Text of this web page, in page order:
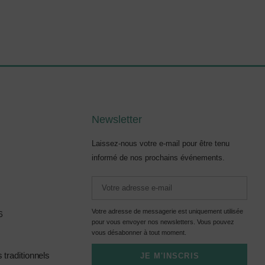
traditionnels
Newsletter
Laissez-nous votre e-mail pour être tenu
informé de nos prochains événements.
Votre adresse de messagerie est uniquement utilisée
pour vous envoyer nos newsletters. Vous pouvez
vous désabonner à tout moment.
JE M'INSCRIS